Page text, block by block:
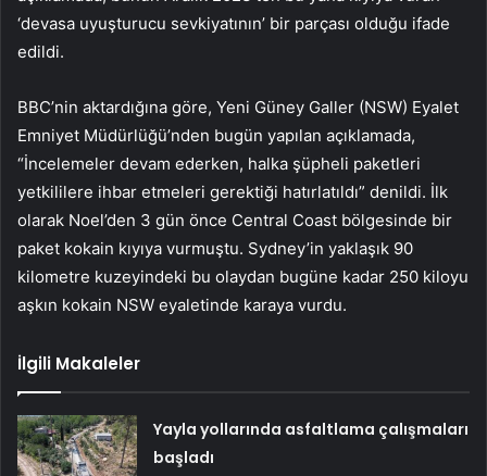
‘devasa uyuşturucu sevkiyatının’ bir parçası olduğu ifade
edildi.
BBC’nin aktardığına göre, Yeni Güney Galler (NSW) Eyalet
Emniyet Müdürlüğü’nden bugün yapılan açıklamada,
“İncelemeler devam ederken, halka şüpheli paketleri
yetkililere ihbar etmeleri gerektiği hatırlatıldı” denildi. İlk
olarak Noel’den 3 gün önce Central Coast bölgesinde bir
paket kokain kıyıya vurmuştu. Sydney’in yaklaşık 90
kilometre kuzeyindeki bu olaydan bugüne kadar 250 kiloyu
aşkın kokain NSW eyaletinde karaya vurdu.
İlgili Makaleler
Yayla yollarında asfaltlama çalışmaları
başladı